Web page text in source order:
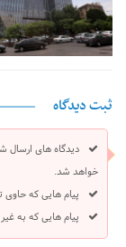
ثبت دیدگاه
دیدگاه های
خواهد شد.
پیام هایی که
پیام هایی که به